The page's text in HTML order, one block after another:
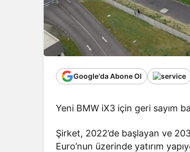
Google'da Abone Ol
Yeni BMW iX3 için geri sayım
Şirket, 2022’de başlayan ve
Euro’nun üzerinde yatırım